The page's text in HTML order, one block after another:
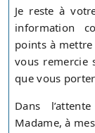
Je reste à
information
points à
vous remercie
que vous
Dans
Madame, à